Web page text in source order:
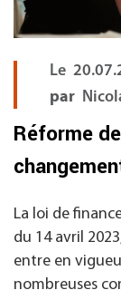
Le
par
Réforme
La loi de
du 14 avril
entre en
nombreuses